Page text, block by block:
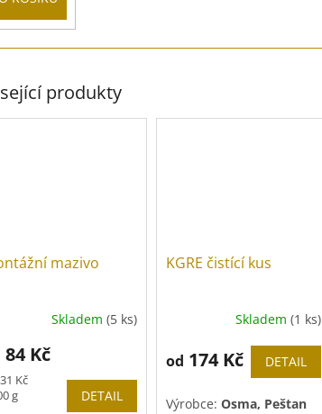
produkty
mazivo
Skladem(5 ks)
84 Kč
Kč
g
DETAIL
KGRE čistící kus
Skladem (1 ks)
od 174 Kč DETAIL
Výrobce:Osma, Peštan